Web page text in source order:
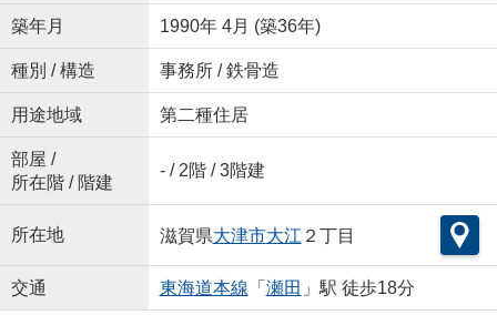
築年月 1990年 4月 (築36年)
種別 / 構造 事務所 / 鉄骨造
用途地域 第二種住居
部屋 /
所在階 / 階建
- / 2階 / 3階建
所在地 滋賀県大津市大江 ２丁目
交通 東海道本線 「 瀬田 」駅 徒歩18分